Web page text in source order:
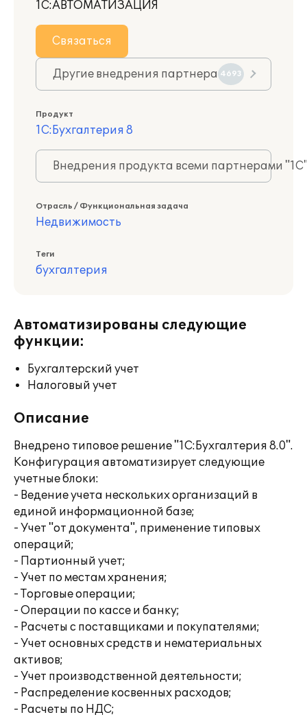
1С:АВТОМАТИЗАЦИЯ
Связаться
Другие внедрения партнера 4693
Продукт
1С:Бухгалтерия 8
Внедрения продукта всеми партнерами
Отрасль / Функциональная задача
Недвижимость
Теги
бухгалтерия
Автоматизированы следующие
функции:
Бухгалтерский учет
Налоговый учет
Описание
Внедрено типовое решение "1С:Бухгалтерия 8.0".
Конфигурация автоматизирует следующие
учетные блоки:
- Ведение учета нескольких организаций в
единой информационной базе;
- Учет "от документа", применение типовых
операций;
- Партионный учет;
- Учет по местам хранения;
- Торговые операции;
- Операции по кассе и банку;
- Расчеты с поставщиками и покупателями;
- Учет основных средств и нематериальных
активов;
- Учет производственной деятельности;
- Распределение косвенных расходов;
- Расчеты по НДС;